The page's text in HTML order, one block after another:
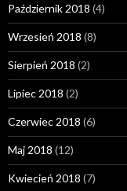
Październik 2018 (4)
Wrzesień 2018 (8)
Sierpień 2018 (2)
Lipiec 2018 (2)
Czerwiec 2018 (6)
Maj 2018 (12)
Kwiecień 2018 (7)